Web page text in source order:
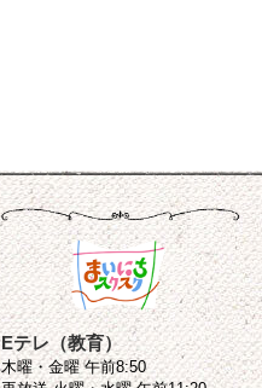
Eテレ（教育）
木曜・金曜 午前8:50